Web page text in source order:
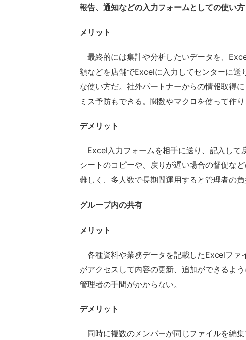
報告、通知などの入力フォームとしての使い方
メリット
最終的には集計や分析したいデータを、
額などを店舗でExcelに入力してセンターに送
な使い方だ。社外パートナーからの情報取得
ミス予防もできる。関数やマクロを使って作
デメリット
Excel入力フォームを相手に送り、記入して
シートのコピーや、戻りが遅い場合の督促な
難しく、多人数で長期間運用すると管理者の負
グループ内の共有
メリット
各種資料や業務データを記載したExcelファ
がアクセスして内容の更新、追加ができるよ
管理者の手間がかからない。
デメリット
同時に複数のメンバーが同じファイルを編